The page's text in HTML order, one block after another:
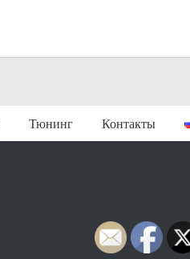
Тюнинг Контакты